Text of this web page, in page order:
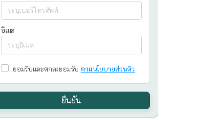
อีเมล
ยอมรับและตกลงยอมรับ ตามนโยบายส่วนตัว
ยืนยัน